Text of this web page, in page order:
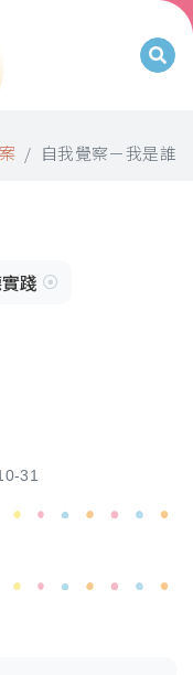
開
自我覺察－我是誰
踐
31